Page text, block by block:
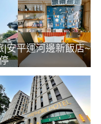
|安平運河邊新飯店~